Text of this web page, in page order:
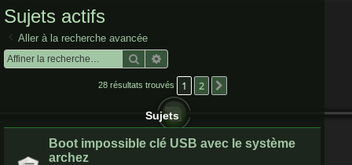
r
Sujets actifs
Aller à la recherche avancée
Rechercher
28 résultats trouvés 1 2
Sujets
Boot impossible clé USB avec le système
archez